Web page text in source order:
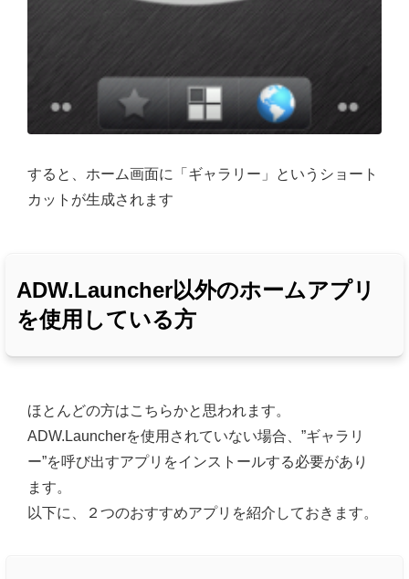
すると、ホーム画面に「ギャラリー」というショート
カットが生成されます
ADW.Launcher以外のホームアプリ
を使用している方
ほとんどの方はこちらかと思われます。
ADW.Launcherを使用されていない場合、”ギャラリ
ー”を呼び出すアプリをインストールする必要があり
ます。
以下に、２つのおすすめアプリを紹介しておきます。